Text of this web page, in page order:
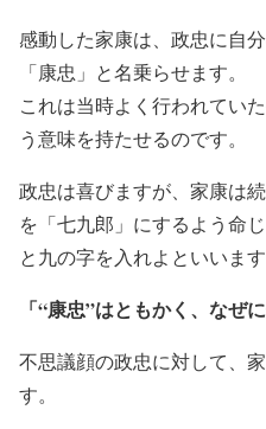
感動した家康は、政忠に自
「康忠」と名乗らせます。
これは当時よく行われてい
う意味を持たせるのです。
政忠は喜びますが、家康は
を「七九郎」にするよう命
と九の字を入れよといいます
「“康忠”はともかく、なぜ
不思議顔の政忠に対して、
す。